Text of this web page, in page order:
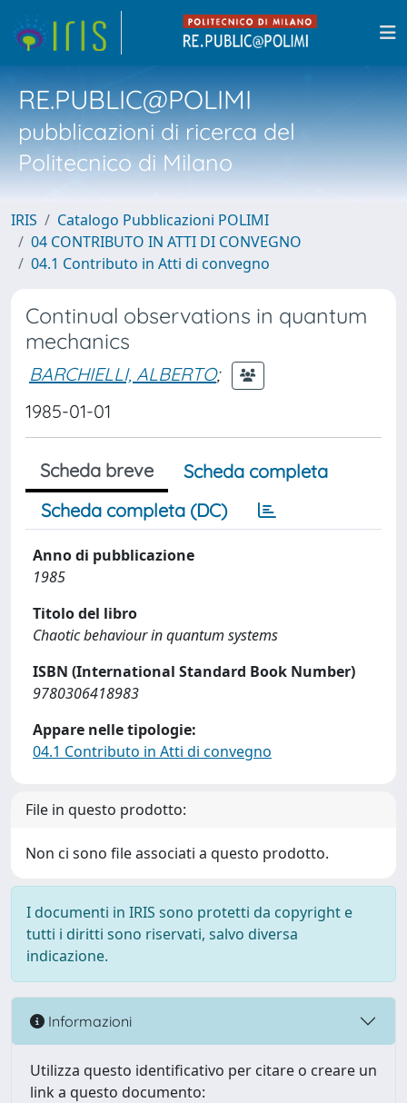
RE.PUBLIC@POLIMI
pubblicazioni di ricerca del
Politecnico di Milano
IRIS
Catalogo Pubblicazioni POLIMI
04 CONTRIBUTO IN ATTI DI CONVEGNO
04.1 Contributo in Atti di convegno
Continual observations in quantum
mechanics
BARCHIELLI, ALBERTO;
1985-01-01
Scheda breve
Scheda completa
Scheda completa (DC)
Anno di pubblicazione
1985
Titolo del libro
Chaotic behaviour in quantum systems
ISBN (International Standard Book Number)
9780306418983
Appare nelle tipologie:
04.1 Contributo in Atti di convegno
File in questo prodotto:
Non ci sono file associati a questo prodotto.
I documenti in IRIS sono protetti da copyright e
tutti i diritti sono riservati, salvo diversa
indicazione.
Informazioni
Utilizza questo identificativo per citare o creare un
link a questo documento: